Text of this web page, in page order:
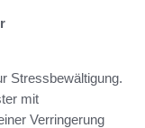
Stressbewältigung.
mit
Verringerung